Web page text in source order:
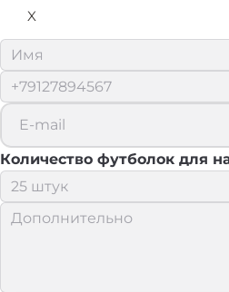
X
Количество футболок для